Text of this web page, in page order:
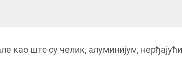
као што су челик, алуминијум,